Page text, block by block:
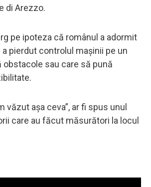
di Arezzo.
pe ipoteza că românul a adormit
pierdut controlul mașinii pe un
obstacole sau care să pună
văzut așa ceva”, ar fi spus unul
care au făcut măsurători la locul